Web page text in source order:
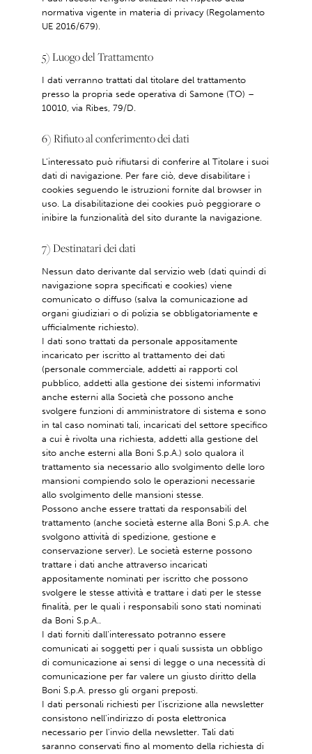
normativa vigente in materia di privacy (Regolamento
UE 2016/679).
5) Luogo del Trattamento
I dati verranno trattati dal titolare del trattamento
presso la propria sede operativa di Samone (TO) –
10010, via Ribes, 79/D.
6) Rifiuto al conferimento dei dati
L’interessato può rifiutarsi di conferire al Titolare i suoi
dati di navigazione. Per fare ciò, deve disabilitare i
cookies seguendo le istruzioni fornite dal browser in
uso. La disabilitazione dei cookies può peggiorare o
inibire la funzionalità del sito durante la navigazione.
7) Destinatari dei dati
Nessun dato derivante dal servizio web (dati quindi di
navigazione sopra specificati e cookies) viene
comunicato o diffuso (salva la comunicazione ad
organi giudiziari o di polizia se obbligatoriamente e
ufficialmente richiesto).
I dati sono trattati da personale appositamente
incaricato per iscritto al trattamento dei dati
(personale commerciale, addetti ai rapporti col
pubblico, addetti alla gestione dei sistemi informativi
anche esterni alla Società che possono anche
svolgere funzioni di amministratore di sistema e sono
in tal caso nominati tali, incaricati del settore specifico
a cui è rivolta una richiesta, addetti alla gestione del
sito anche esterni alla Boni S.p.A.) solo qualora il
trattamento sia necessario allo svolgimento delle loro
mansioni compiendo solo le operazioni necessarie
allo svolgimento delle mansioni stesse.
Possono anche essere trattati da responsabili del
trattamento (anche società esterne alla Boni S.p.A. che
svolgono attività di spedizione, gestione e
conservazione server). Le società esterne possono
trattare i dati anche attraverso incaricati
appositamente nominati per iscritto che possono
svolgere le stesse attività e trattare i dati per le stesse
finalità, per le quali i responsabili sono stati nominati
da Boni S.p.A..
I dati forniti dall’interessato potranno essere
comunicati ai soggetti per i quali sussista un obbligo
di comunicazione ai sensi di legge o una necessità di
comunicazione per far valere un giusto diritto della
Boni S.p.A. presso gli organi preposti.
I dati personali richiesti per l'iscrizione alla newsletter
consistono nell'indirizzo di posta elettronica
necessario per l'invio della newsletter. Tali dati
saranno conservati fino al momento della richiesta di